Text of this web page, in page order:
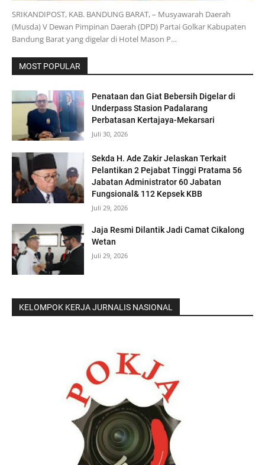
SRIKANDIPOST, KAB. BANDUNG BARAT, – Musyawarah Daerah
(Musda) V Dewan Pimpinan Daerah (DPD) Partai Golkar Kabupaten
Bandung Barat yang digelar di Hotel Mason P…
MOST POPULAR
Penataan dan Giat Bebersih Digelar di
Underpass Stasion Padalarang
Perbatasan Kertajaya-Mekarsari
Juli 30, 2026
Sekda H. Ade Zakir Jelaskan Terkait
Pelantikan 2 Pejabat Tinggi Pratama 56
Jabatan Administrator 60 Jabatan
Fungsional& 112 Kepsek KBB
Juli 29, 2026
Jaja Resmi Dilantik Jadi Camat Cikalong
Wetan
Juli 29, 2026
KELOMPOK KERJA JURNALIS NASIONAL